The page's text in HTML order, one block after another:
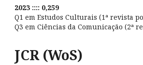
2023 :::: 0,259
Q1 em Estudos Culturais (1ª revista
Q3 em Ciências da Comunicação (2ª
JCR (WoS)